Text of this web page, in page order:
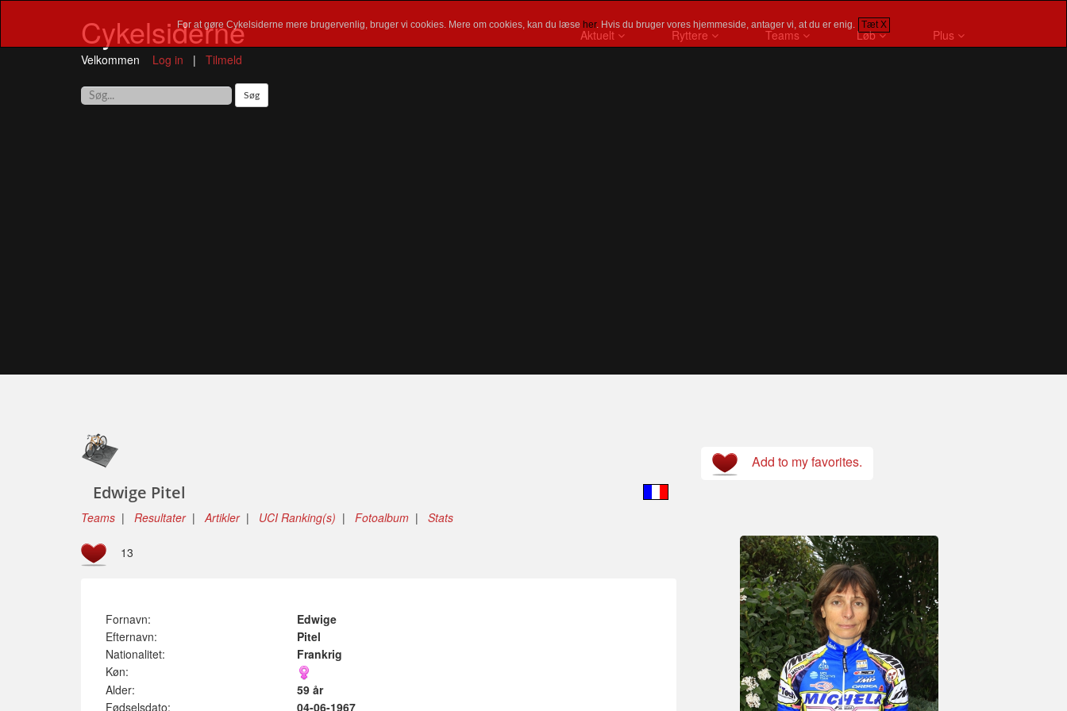
For at gøre Cykelsiderne mere brugervenlig, bruger vi cookies. Mere om cookies, kan du læse her. Hvis du bruger vores hjemmeside, antager vi, at du er enig. Tæt X
Cykelsiderne
Velkommen Log in | Tilmeld
Aktuelt Ryttere Teams Løb Plus
Edwige Pitel
Teams | Resultater|Artikler| UCI Ranking(s) | Fotoalbum | Stats
13
Fornavn:
Edwige
Efternavn:
Pitel
Nationalitet:
Frankrig
Køn:
Alder:
59 år
Fødselsdato:
04-06-1967
Add to my favorites.